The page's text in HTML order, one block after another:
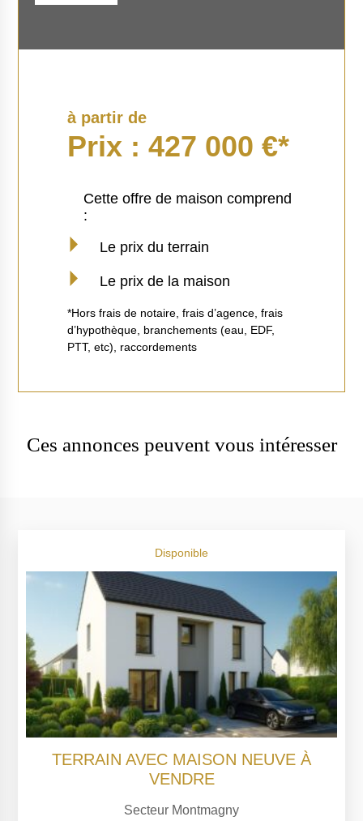
à partir de
Prix : 427 000 €*
Cette offre de maison comprend
:
Le prix du terrain
Le prix de la maison
*Hors frais de notaire, frais d’agence, frais
d’hypothèque, branchements (eau, EDF,
PTT, etc), raccordements
Ces annonces peuvent vous intéresser
Disponible
TERRAIN AVEC MAISON NEUVE À
VENDRE
Secteur Montmagny